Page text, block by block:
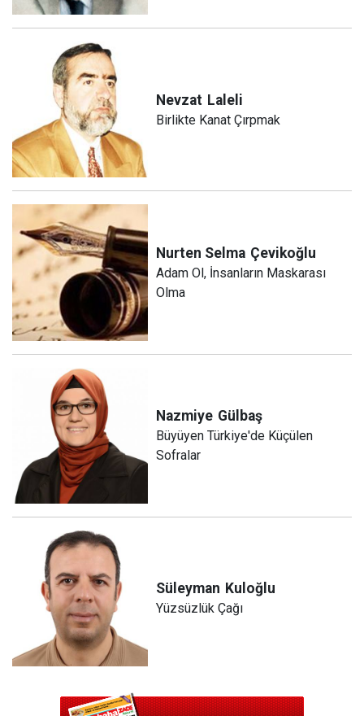
Nevzat Laleli
Birlikte Kanat Çırpmak
Nurten Selma Çevikoğlu
Adam Ol, İnsanların Maskarası
Olma
Nazmiye Gülbaş
Büyüyen Türkiye'de Küçülen
Sofralar
Süleyman Kuloğlu
Yüzsüzlük Çağı